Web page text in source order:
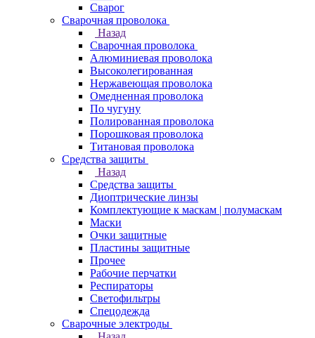
Сварог
Сварочная проволока
Назад
Сварочная проволока
Алюминиевая проволока
Высоколегированная
Нержавеющая проволока
Омедненная проволока
По чугуну
Полированная проволока
Порошковая проволока
Титановая проволока
Средства защиты
Назад
Средства защиты
Диоптрические линзы
Комплектующие к маскам | полумаскам
Маски
Очки защитные
Пластины защитные
Прочее
Рабочие перчатки
Респираторы
Светофильтры
Спецодежда
Сварочные электроды